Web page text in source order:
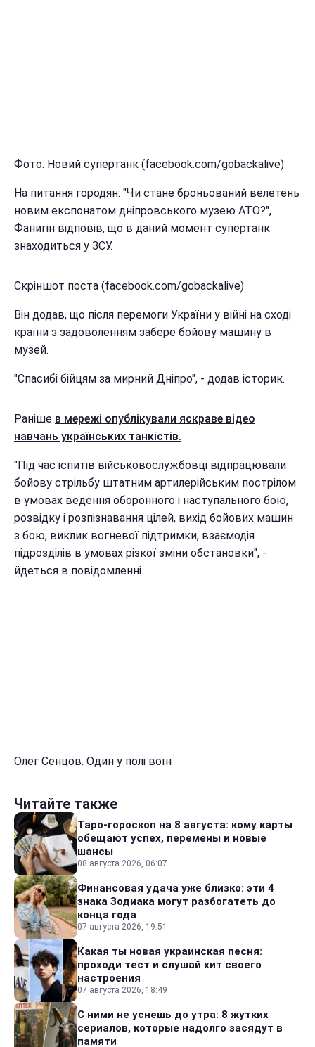
Фото: Новий супертанк (facebook.com/gobackalive)
На питання городян: "Чи стане броньований велетень
новим експонатом дніпровського музею АТО?",
Фанигін відповів, що в даний момент супертанк
знаходиться у ЗСУ.
Скріншот поста (facebook.com/gobackalive)
Він додав, що після перемоги України у війні на сході
країни з задоволенням забере бойову машину в
музей.
"Спасибі бійцям за мирний Дніпро", - додав історик.
Раніше в мережі опублікували яскраве відео
навчань українських танкістів.
"Під час іспитів військовослужбовці відпрацювали
бойову стрільбу штатним артилерійським пострілом
в умовах ведення оборонного і наступального бою,
розвідку і розпізнавання цілей, вихід бойових машин
з бою, виклик вогневої підтримки, взаємодія
підрозділів в умовах різкої зміни обстановки", -
йдеться в повідомленні.
Олег Сенцов. Один у полі воїн
Читайте также
Таро-гороскоп на 8 августа: кому карты
обещают успех, перемены и новые
шансы
08 августа 2026, 06:07
Финансовая удача уже близко: эти 4
знака Зодиака могут разбогатеть до
конца года
07 августа 2026, 19:51
Какая ты новая украинская песня:
проходи тест и слушай хит своего
настроения
07 августа 2026, 18:49
С ними не уснешь до утра: 8 жутких
сериалов, которые надолго засядут в
памяти